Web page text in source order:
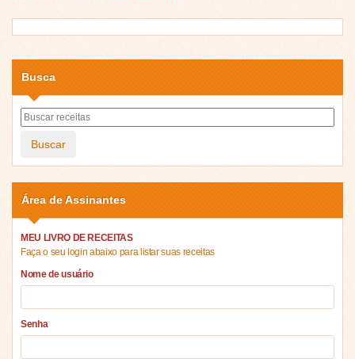
Busca
Buscar
Área de Assinantes
MEU LIVRO DE RECEITAS
Faça o seu login abaixo para listar suas receitas
Nome de usuário
Senha